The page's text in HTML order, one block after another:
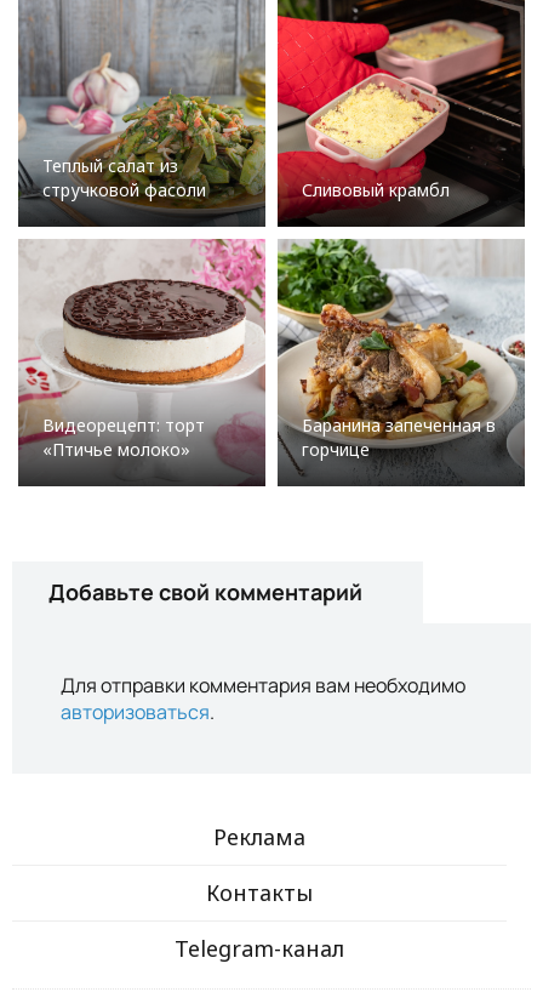
Теплый салат из
стручковой фасоли
Сливовый крамбл
Видеорецепт: торт
«Птичье молоко»
Баранина запеченная в
горчице
Добавьте свой комментарий
Для отправки комментария вам необходимо
авторизоваться.
Реклама
Контакты
Telegram-канал